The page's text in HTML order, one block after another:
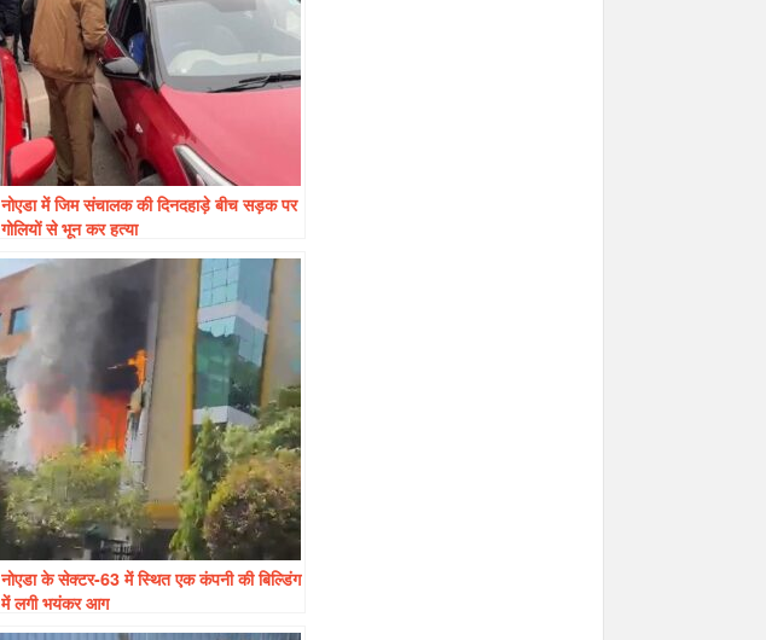
नोएडा में जिम संचालक की दिनदहाड़े बीच सड़क पर
गोलियों से भून कर हत्या
नोएडा के सेक्टर-63 में स्थित एक कंपनी की बिल्डिंग
में लगी भयंकर आग